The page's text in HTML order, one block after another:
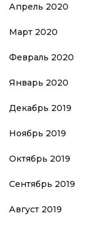
Апрель 2020
Март 2020
Февраль 2020
Январь 2020
Декабрь 2019
Ноябрь 2019
Октябрь 2019
Сентябрь 2019
Август 2019